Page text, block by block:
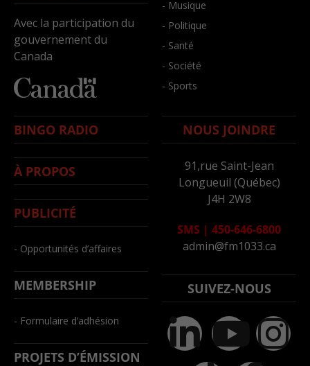
Avec la participation du
gouvernement du
Canada
- Musique
- Politique
- Santé
- Société
- Sports
BINGO RADIO
À PROPOS
PUBLICITÉ
- Opportunités d’affaires
MEMBERSHIP
- Formulaire d’adhésion
PROJETS D’ÉMISSION
NOUS JOINDRE
91,rue Saint-Jean
Longueuil (Québec)
J4H 2W8
SMS | 450-646-6800
admin@fm1033.ca
SUIVEZ-NOUS